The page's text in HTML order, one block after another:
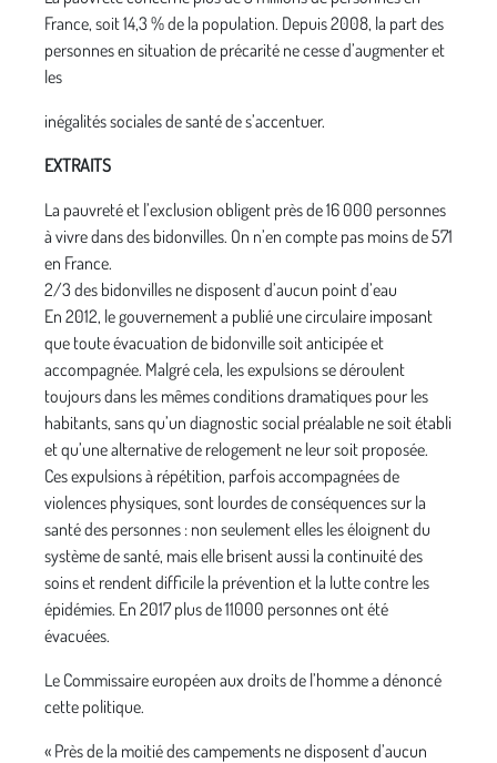
France, soit 14,3 % de la population. Depuis 2008, la part des
personnes en situation de précarité ne cesse d’augmenter et
les
inégalités sociales de santé de s’accentuer.
EXTRAITS
La pauvreté et l’exclusion obligent près de 16 000 personnes
à vivre dans des bidonvilles. On n’en compte pas moins de 571
en France.
2/3 des bidonvilles ne disposent d’aucun point d’eau
En 2012, le gouvernement a publié une circulaire imposant
que toute évacuation de bidonville soit anticipée et
accompagnée. Malgré cela, les expulsions se déroulent
toujours dans les mêmes conditions dramatiques pour les
habitants, sans qu’un diagnostic social préalable ne soit établi
et qu’une alternative de relogement ne leur soit proposée.
Ces expulsions à répétition, parfois accompagnées de
violences physiques, sont lourdes de conséquences sur la
santé des personnes : non seulement elles les éloignent du
système de santé, mais elle brisent aussi la continuité des
soins et rendent difficile la prévention et la lutte contre les
épidémies. En 2017 plus de 11000 personnes ont été
évacuées.
Le Commissaire européen aux droits de l’homme a dénoncé
cette politique.
« Près de la moitié des campements ne disposent d’aucun